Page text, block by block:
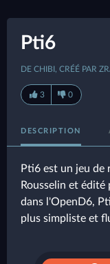
Pti6
DE CHIBI, CRÉÉ PAR
3 0
DESCRIPTION
Pti6 est un jeu de
Rousselin et
dans l'OpenD6,
plus simpliste et